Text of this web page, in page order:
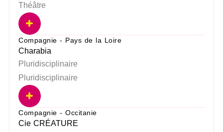
Théâtre
Compagnie - Pays de la Loire
Charabia
Pluridisciplinaire
Pluridisciplinaire
Compagnie - Occitanie
Cie CRÉATURE